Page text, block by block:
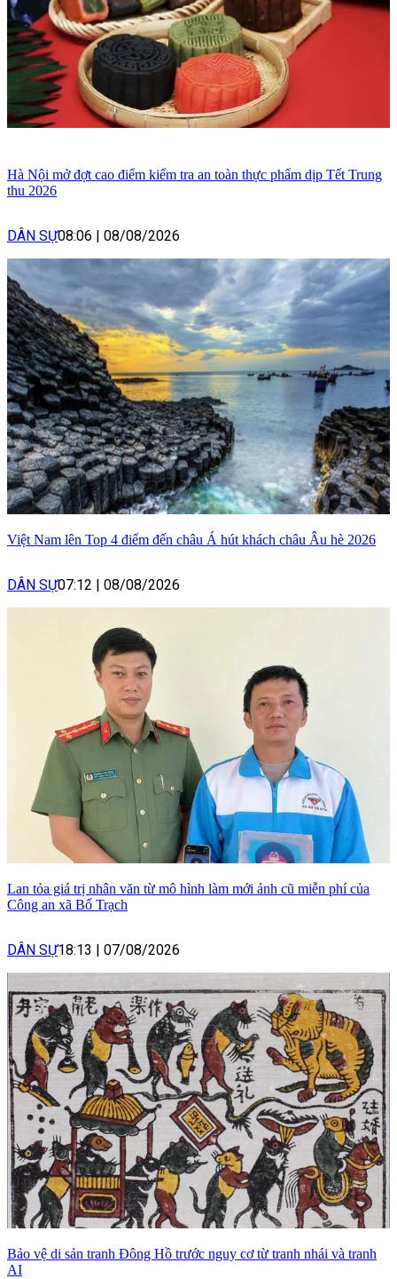
Hà Nội mở đợt cao điểm kiểm tra an toàn thực phẩm dịp Tết Trung
thu 2026
DÂN SỰ08:06 08/08/2026
Việt Nam lên Top 4 điểm đến châu Á hút khách châu Âu hè 2026
DÂN SỰ07:12 08/08/2026
Lan tỏa giá trị nhân văn từ mô hình làm mới ảnh cũ miễn phí của
Công an xã Bố Trạch
DÂN SỰ18:13 07/08/2026
Bảo vệ di sản tranh Đông Hồ trước nguy cơ từ tranh nhái và tranh
AI